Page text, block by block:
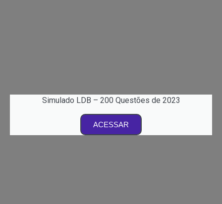
Simulado LDB – 200 Questões de 2023
ACESSAR